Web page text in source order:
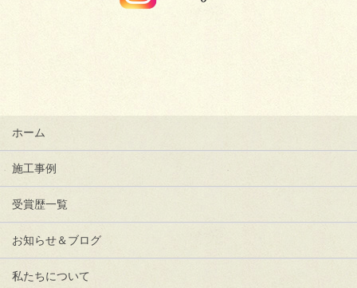
ホーム
施工事例
受賞歴一覧
お知らせ＆ブログ
私たちについて